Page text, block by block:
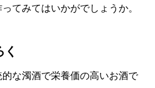
てみてはいかがでしょうか。
な濁酒で栄養価の高いお酒で